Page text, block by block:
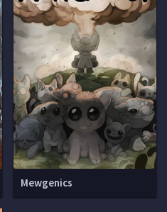
Mewgenics